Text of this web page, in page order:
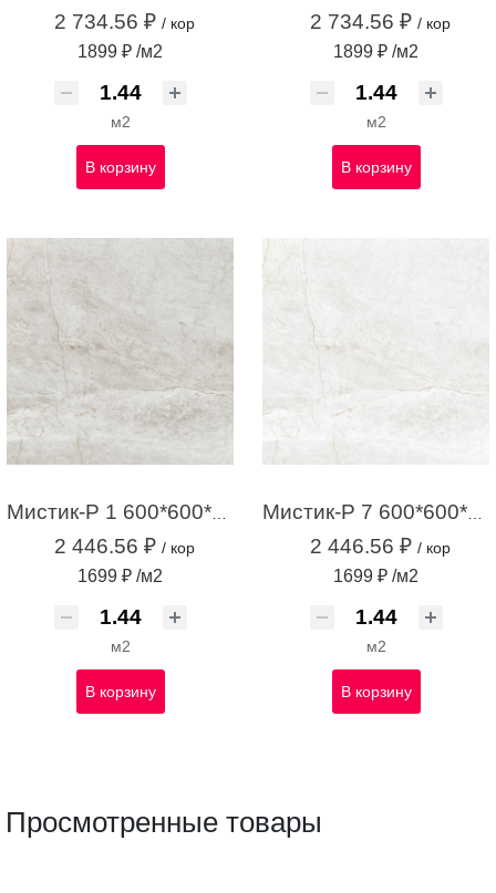
2 734.56 ₽ / кор
1899 ₽ /м2
м2
В корзину
2 734.56 ₽ / кор
1899 ₽ /м2
м2
В корзину
2 446.56 ₽ / кор
1699 ₽ /м2
м2
В корзину
2 446.56 ₽ / кор
1699 ₽ /м2
м2
В корзину
Просмотренные товары